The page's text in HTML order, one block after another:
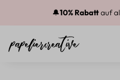
Zum Hauptinhalt springen
🔔10% Rabattauf